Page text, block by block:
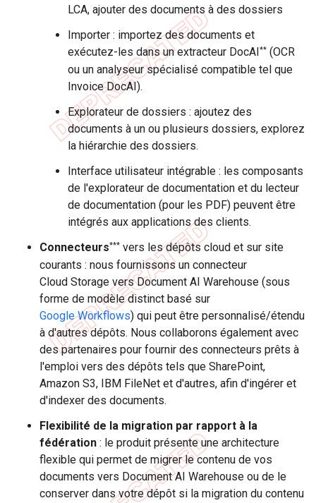
LCA, ajouter des documents à des dossiers
Importer : importez des documents et
exécutez-les dans un extracteur DocAI** (OCR
ou un analyseur spécialisé compatible tel que
Invoice DocAI).
Explorateur de dossiers : ajoutez des
documents à un ou plusieurs dossiers, explorez
la hiérarchie des dossiers.
Interface utilisateur intégrable : les composants
de l'explorateur de documentation et du lecteur
de documentation (pour les PDF) peuvent être
intégrés aux applications des clients.
Connecteurs*** vers les dépôts cloud et sur site
courants : nous fournissons un connecteur
Cloud Storage vers Document AI Warehouse (sous
forme de modèle distinct basé sur
Google Workflows) qui peut être personnalisé/étendu
à d'autres dépôts. Nous collaborons également avec
des partenaires pour fournir des connecteurs prêts à
l'emploi vers des dépôts tels que SharePoint,
Amazon S3, IBM FileNet et d'autres, afin d'ingérer et
d'indexer des documents.
Flexibilité de la migration par rapport à la
fédération : le produit présente une architecture
flexible qui permet de migrer le contenu de vos
documents vers Document AI Warehouse ou de le
conserver dans votre dépôt si la migration du contenu